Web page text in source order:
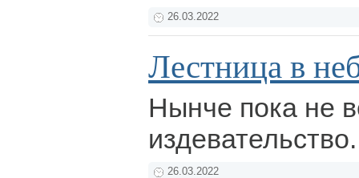
26.03.2022
Лестница в
Нынче пока не
26.03.2022